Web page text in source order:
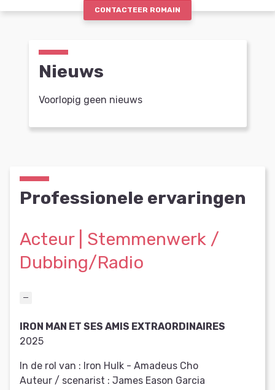
CONTACTEER ROMAIN
Nieuws
Voorlopig geen nieuws
Professionele ervaringen
Acteur | Stemmenwerk /
Dubbing/Radio
IRON MAN ET SES AMIS EXTRAORDINAIRES
2025
In de rol van : Iron Hulk - Amadeus Cho
Auteur / scenarist : James Eason Garcia